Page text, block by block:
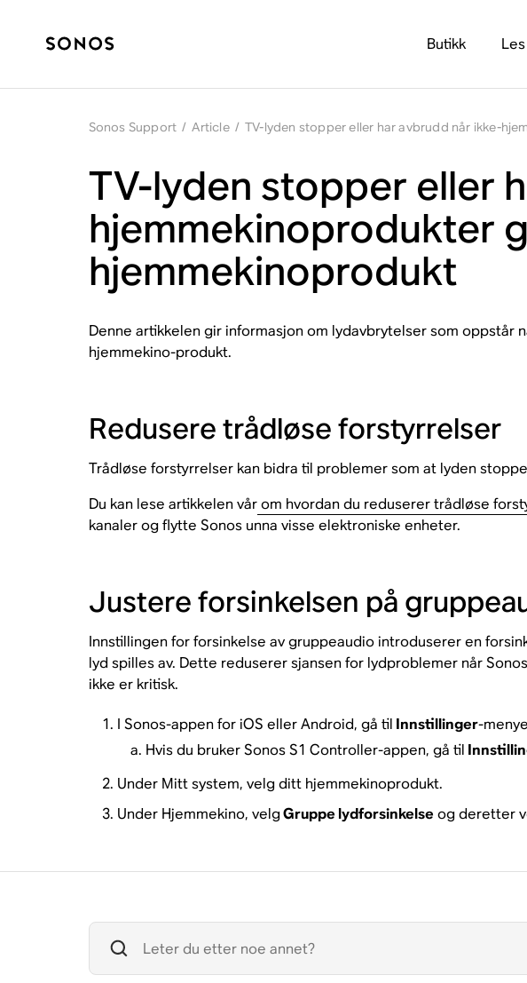
Butikk
Sonos Support / Article / TV-lyden stopper eller har avbrudd når ikke-
TV-lyden stopper eller
hjemmekinoprodukter
hjemmekinoprodukt
Denne artikkelen gir informasjon om lydavbrytelser som
hjemmekino-produkt.
Redusere trådløse forstyrrelser
Trådløse forstyrrelser kan bidra til problemer som at lyden
Du kan lese artikkelen vårom hvordan du reduserer trådløse
kanaler og flytte Sonos unna visse elektroniske enheter.
Justere forsinkelsen på
Innstillingen for forsinkelse av gruppeaudio introduserer en
lyd spilles av. Dette reduserer sjansen for lydproblemer når
ikke er kritisk.
I Sonos-appen for iOS eller Android, gå til Innstillinger-
Hvis du bruker Sonos S1 Controller-appen, gå til
Under Mitt system, velg ditt hjemmekinoprodukt.
Under Hjemmekino, velgGruppe lydforsinkelse og deretter